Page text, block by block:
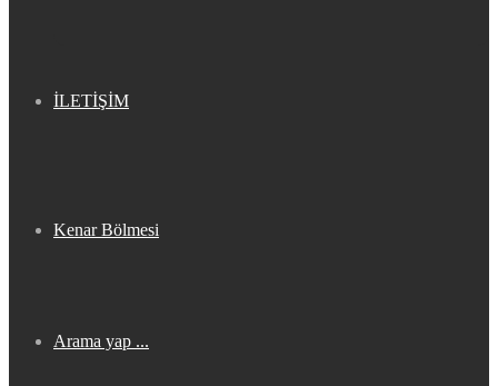
İLETİŞİM
Kenar Bölmesi
Arama yap ...